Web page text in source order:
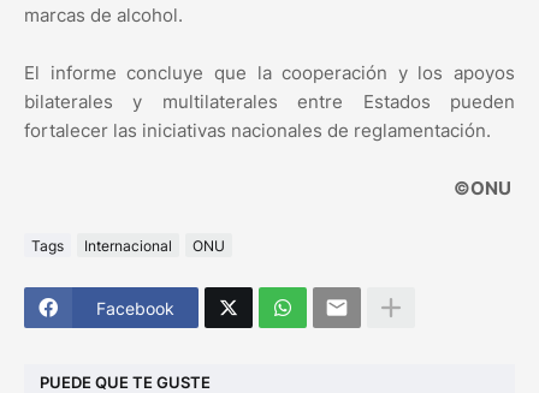
marcas de alcohol.
El informe concluye que la cooperación y los apoyos
bilaterales y multilaterales entre Estados pueden
fortalecer las iniciativas nacionales de reglamentación.
©ONU
Tags Internacional ONU
Facebook
PUEDE QUE TE GUSTE